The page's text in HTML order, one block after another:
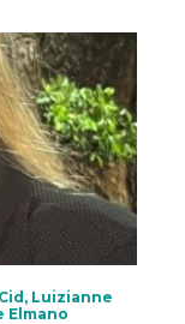
Luizianne
Elmano